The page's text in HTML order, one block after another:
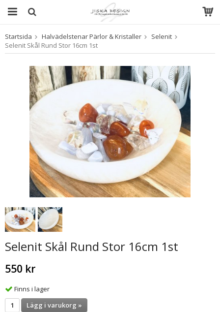
Produkten har blivit tillagd i varukorgen
Startsida Halvädelstenar Pärlor & Kristaller
Selenit
Selenit Skål Rund Stor 16cm 1st
Selenit Skål Rund Stor 16cm 1st
550 kr
Finns i lager
Lägg i varukorg »